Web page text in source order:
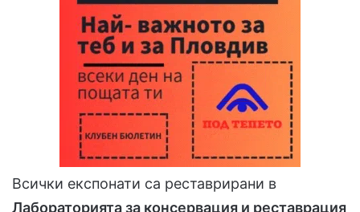
Всички експонати са реставрирани в
Лабораторията за консервация и реставрация